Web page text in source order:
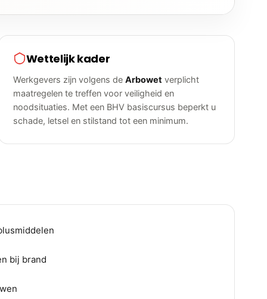
Wettelijk kader
Werkgevers zijn volgens de Arbowetverplicht
maatregelen te treffen voor veiligheid en
noodsituaties. Met een BHV basiscursus beperkt u
schade, letsel en stilstand tot een minimum.
bij brand